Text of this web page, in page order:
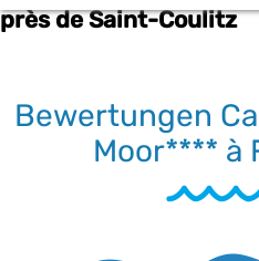
près de Saint-Coulitz
Bewertungen
Moor**** à